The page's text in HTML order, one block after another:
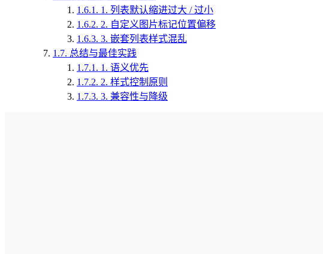
1.6.1. 1. 列表默认缩进过大 / 过小
1.6.2. 2. 自定义图片标记位置偏移
1.6.3. 3. 嵌套列表样式混乱
1.7. 总结与最佳实践
1.7.1. 1. 语义优先
1.7.2. 2. 样式控制原则
1.7.3. 3. 兼容性与降级